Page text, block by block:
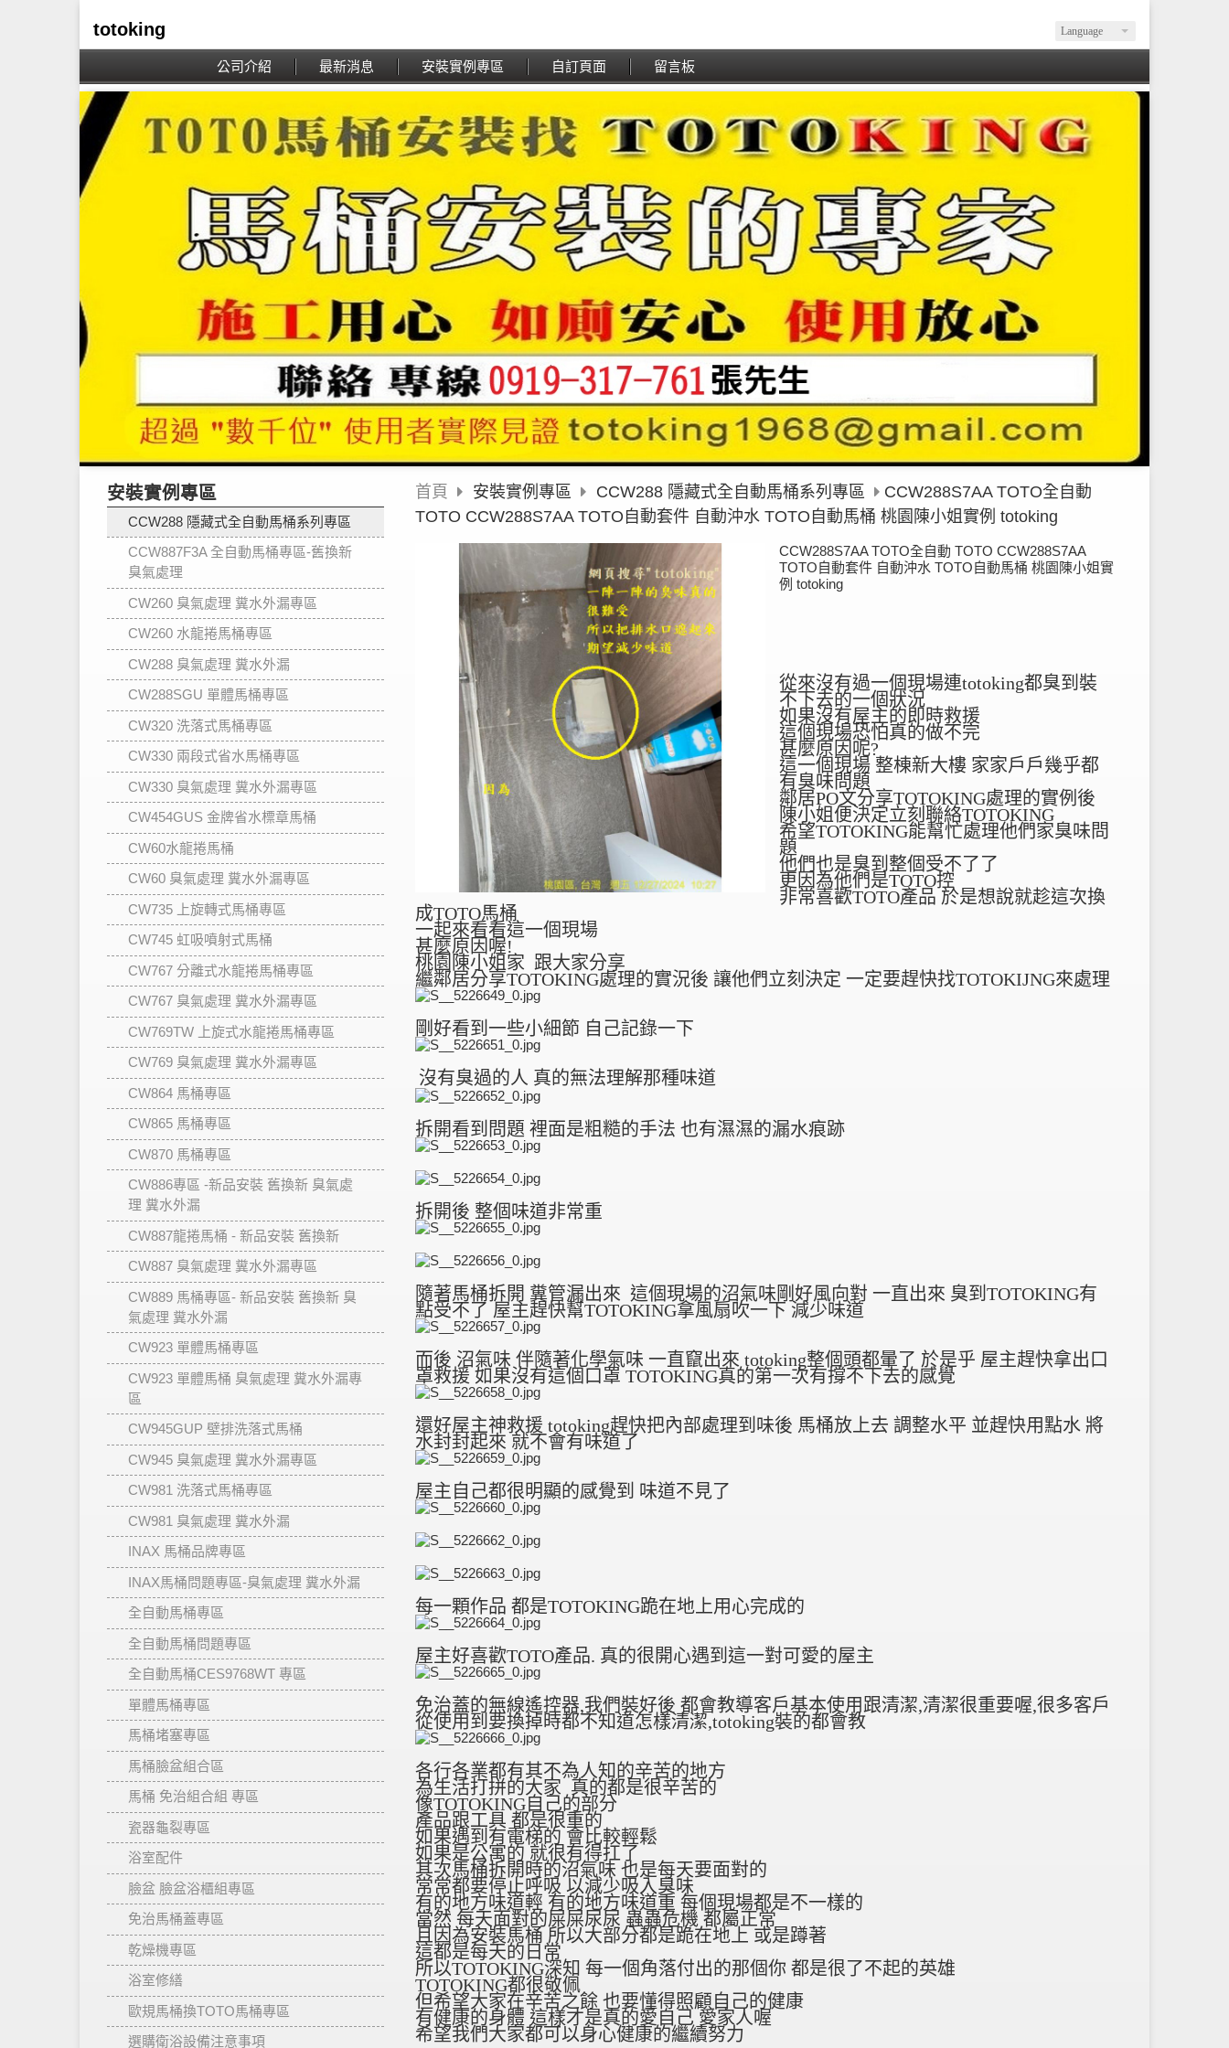
Language
totoking
公司介紹 最新消息 安裝實例專區 自訂頁面 留言板
安裝實例專區
CCW288 隱藏式全自動馬桶系列專區
CCW887F3A 全自動馬桶專區-舊換新
臭氣處理
CW260 臭氣處理 糞水外漏專區
CW260 水龍捲馬桶專區
CW288 臭氣處理 糞水外漏
CW288SGU 單體馬桶專區
CW320 洗落式馬桶專區
CW330 兩段式省水馬桶專區
CW330 臭氣處理 糞水外漏專區
CW454GUS 金牌省水標章馬桶
CW60水龍捲馬桶
CW60 臭氣處理 糞水外漏專區
CW735 上旋轉式馬桶專區
CW745 虹吸噴射式馬桶
CW767 分離式水龍捲馬桶專區
CW767 臭氣處理 糞水外漏專區
CW769TW 上旋式水龍捲馬桶專區
CW769 臭氣處理 糞水外漏專區
CW864 馬桶專區
CW865 馬桶專區
CW870 馬桶專區
CW886專區 -新品安裝 舊換新 臭氣處
理 糞水外漏
CW887龍捲馬桶 - 新品安裝 舊換新
CW887 臭氣處理 糞水外漏專區
CW889 馬桶專區- 新品安裝 舊換新 臭
氣處理 糞水外漏
CW923 單體馬桶專區
CW923 單體馬桶 臭氣處理 糞水外漏專
區
CW945GUP 壁排洗落式馬桶
CW945 臭氣處理 糞水外漏專區
CW981 洗落式馬桶專區
CW981 臭氣處理 糞水外漏
INAX 馬桶品牌專區
INAX馬桶問題專區-臭氣處理 糞水外漏
全自動馬桶專區
全自動馬桶問題專區
全自動馬桶CES9768WT 專區
單體馬桶專區
馬桶堵塞專區
馬桶臉盆組合區
馬桶 免治組合組 專區
瓷器龜裂專區
浴室配件
臉盆 臉盆浴櫃組專區
免治馬桶蓋專區
乾燥機專區
浴室修繕
歐規馬桶換TOTO馬桶專區
選購衛浴設備注意事項
首頁 安裝實例專區 CCW288 隱藏式全自動馬桶系列專區
CCW288S7AA TOTO全自動
TOTO CCW288S7AA TOTO自動套件 自動沖水 TOTO自動馬桶 桃園陳小姐實例 totoking
CCW288S7AA TOTO全自動 TOTO CCW288S7AA
TOTO自動套件 自動沖水 TOTO自動馬桶 桃園陳小姐實
例 totoking
從來沒有過一個現場連totoking都臭到裝
不下去的一個狀況
如果沒有屋主的即時救援
這個現場恐怕真的做不完
甚麼原因呢?
這一個現場 整棟新大樓 家家戶戶幾乎都
有臭味問題
鄰居PO文分享TOTOKING處理的實例後
陳小姐便決定立刻聯絡TOTOKING
希望TOTOKING能幫忙處理他們家臭味問
題
他們也是臭到整個受不了了
更因為他們是TOTO控
非常喜歡TOTO產品 於是想說就趁這次換
成TOTO馬桶
一起來看看這一個現場
甚麼原因喔!
桃園陳小姐家 跟大家分享
繼鄰居分享TOTOKING處理的實況後 讓他們立刻決定 一定要趕快找TOTOKIJNG來處理
剛好看到一些小細節 自己記錄一下
沒有臭過的人 真的無法理解那種味道
拆開看到問題 裡面是粗糙的手法 也有濕濕的漏水痕跡
拆開後 整個味道非常重
隨著馬桶拆開 糞管漏出來 這個現場的沼氣味剛好風向對 一直出來 臭到TOTOKING有
點受不了 屋主趕快幫TOTOKING拿風扇吹一下 減少味道
而後 沼氣味 伴隨著化學氣味 一直竄出來 totoking整個頭都暈了 於是乎 屋主趕快拿出口
罩救援 如果沒有這個口罩 TOTOKING真的第一次有撐不下去的感覺
還好屋主神救援 totoking趕快把內部處理到味後 馬桶放上去 調整水平 並趕快用點水 將
水封封起來 就不會有味道了
屋主自己都很明顯的感覺到 味道不見了
每一顆作品 都是TOTOKING跪在地上用心完成的
屋主好喜歡TOTO產品. 真的很開心遇到這一對可愛的屋主
免治蓋的無線遙控器,我們裝好後 都會教導客戶基本使用跟清潔,清潔很重要喔,很多客戶
從使用到要換掉時都不知道怎樣清潔,totoking裝的都會教
各行各業都有其不為人知的辛苦的地方
為生活打拼的大家 真的都是很辛苦的
像TOTOKING自己的部分
產品跟工具 都是很重的
如果遇到有電梯的 會比較輕鬆
如果是公寓的 就很有得扛了
其次馬桶拆開時的沼氣味 也是每天要面對的
常常都要停止呼吸 以減少吸入臭味
有的地方味道輕 有的地方味道重 每個現場都是不一樣的
當然 每天面對的屎屎尿尿 蟲蟲危機 都屬正常
且因為安裝馬桶 所以大部分都是跪在地上 或是蹲著
這都是每天的日常
所以TOTOKING深知 每一個角落付出的那個你 都是很了不起的英雄
TOTOKING都很敬佩
但希望大家在辛苦之餘 也要懂得照顧自己的健康
有健康的身體 這樣才是真的愛自己 愛家人喔
希望我們大家都可以身心健康的繼續努力